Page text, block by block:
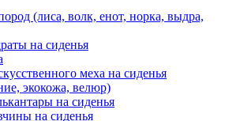
(лиса, волк, енот, норка, выдра,
на сиденья
меха на сиденья
экокожа, велюр)
на сиденья
на сиденья